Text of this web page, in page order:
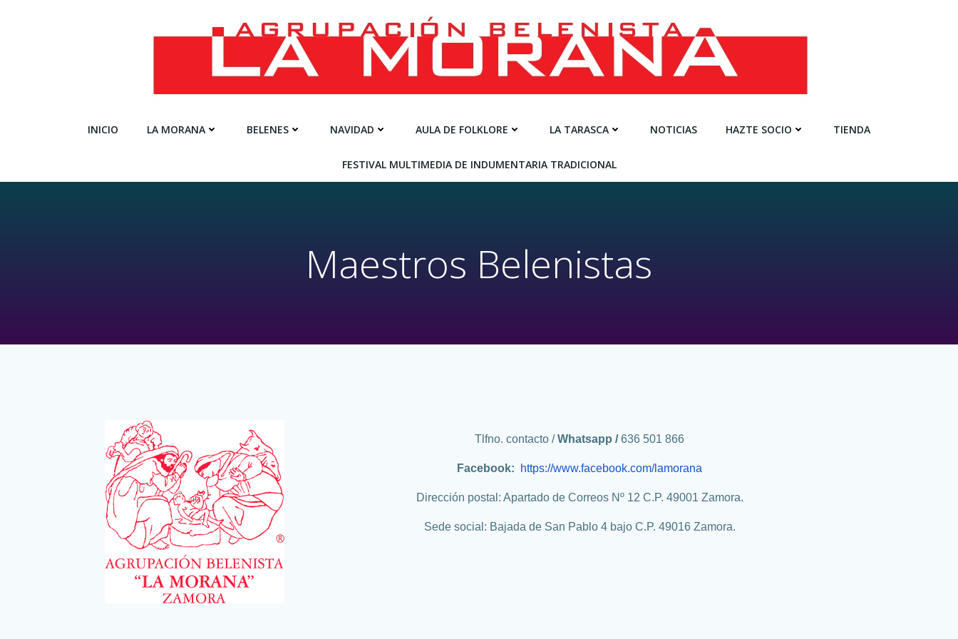
INICIO LA MORANA BELENES NAVIDAD AULA DE FOLKLORE LA TARASCA NOTICIAS HAZTE SOCIO TIENDA
FESTIVAL MULTIMEDIA DE INDUMENTARIA TRADICIONAL
Maestros Belenistas
Tlfno. contacto /Whatsapp /636 501 866
Facebook: https://www.facebook.com/lamorana
Dirección postal: Apartado de Correos Nº 12 C.P. 49001 Zamora.
Sede social: Bajada de San Pablo 4 bajo C.P. 49016 Zamora.